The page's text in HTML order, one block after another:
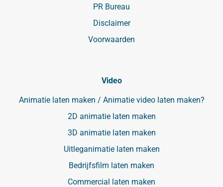
PR Bureau
Disclaimer
Voorwaarden
Video
Animatie laten maken / Animatie video laten maken?
2D animatie laten maken
3D animatie laten maken
Uitleganimatie laten maken
Bedrijfsfilm laten maken
Commercial laten maken